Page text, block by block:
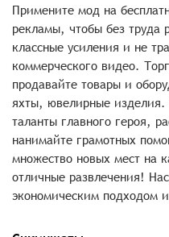
Примените мод на
рекламы, чтобы без труда
классные усиления и не
коммерческого видео.
продавайте товары и
яхты, ювелирные изделия.
таланты главного героя,
нанимайте грамотных
множество новых мест на
отличные развлечения!
экономическим подходом